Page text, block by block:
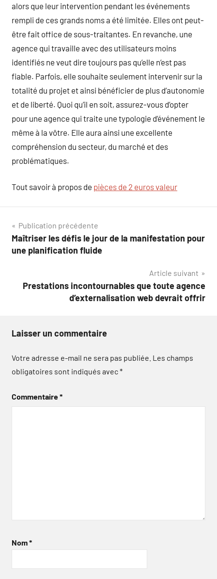
alors que leur intervention pendant les événements
rempli de ces grands noms a été limitée. Elles ont peut-
être fait office de sous-traitantes. En revanche, une
agence qui travaille avec des utilisateurs moins
identifiés ne veut dire toujours pas qu’elle n’est pas
fiable. Parfois, elle souhaite seulement intervenir sur la
totalité du projet et ainsi bénéficier de plus d’autonomie
et de liberté. Quoi qu’il en soit, assurez-vous d’opter
pour une agence qui traite une typologie d’événement le
même à la vôtre. Elle aura ainsi une excellente
compréhension du secteur, du marché et des
problématiques.
Tout savoir à propos de pièces de 2 euros valeur
Navigation
de
Publication précédente
Maîtriser les défis le jour de la manifestation pour
une planification fluide
Article suivant
Prestations incontournables que toute agence
d’externalisation web devrait offrir
Laisser un commentaire
Votre adresse e-mail ne sera pas publiée. Les champs
obligatoires sont indiqués avec*
Commentaire*
Nom*